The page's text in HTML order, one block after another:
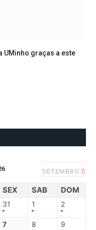
UMinho graças a este
SETEMBRO
SEX SAB DOM
31 1 2
7 8 9